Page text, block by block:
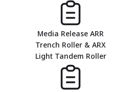
Media Release ARR
Trench Roller & ARX
Light Tandem Roller